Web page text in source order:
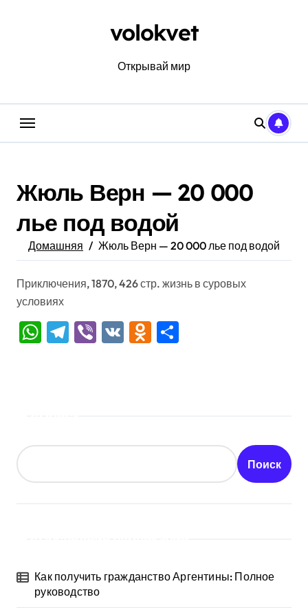
volokvet
Открывай мир
Жюль Верн — 20 000
лье под водой
Домашняя Жюль Верн — 20 000 лье под водой
Приключения, 1870, 426 стр. жизнь в суровых
условиях
WhatsApp
Telegram
Viber
VK Odnoklassniki
Поиск
Как получить гражданство Аргентины: Полное
руководство